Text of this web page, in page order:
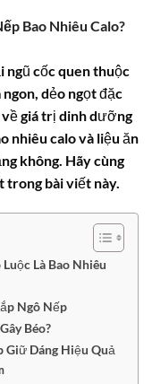
Bao Nhiêu Calo?
ngũ cốc quen thuộc
dẻo ngọt đặc
giá trị dinh dưỡng
nhiêu calovà liệu ăn
không. Hãy cùng
trong bài viết này.
Là Bao Nhiêu
Ngô Nếp
Béo?
Giữ Dáng Hiệu Quả